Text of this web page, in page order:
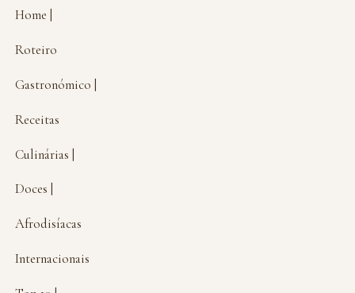
Home |
Roteiro
Gastronómico |
Receitas
Culinárias |
Doces |
Afrodisíacas
Internacionais